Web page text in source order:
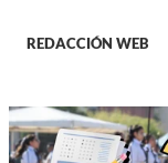
REDACCIÓN WEB